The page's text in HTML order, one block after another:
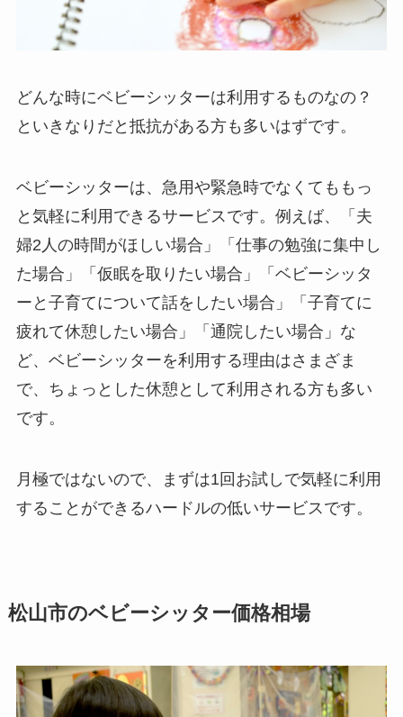
どんな時にベビーシッターは利用するものなの？
といきなりだと抵抗がある方も多いはずです。
ベビーシッターは、急用や緊急時でなくてももっ
と気軽に利用できるサービスです。例えば、「夫
婦2人の時間がほしい場合」「仕事の勉強に集中し
た場合」「仮眠を取りたい場合」「ベビーシッタ
ーと子育てについて話をしたい場合」「子育てに
疲れて休憩したい場合」「通院したい場合」な
ど、ベビーシッターを利用する理由はさまざま
で、ちょっとした休憩として利用される方も多い
です。
月極ではないので、まずは1回お試しで気軽に利用
することができるハードルの低いサービスです。
松山市のベビーシッター価格相場